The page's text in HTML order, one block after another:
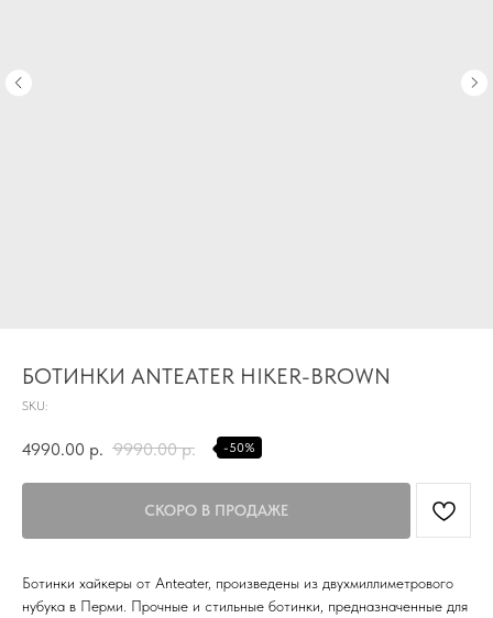
БОТИНКИ ANTEATER HIKER-BROWN
SKU:
4990.00 р. 9990.00 р. -50%
Ботинки хайкеры от Anteater, произведены из двухмиллиметрового
нубука в Перми. Прочные и стильные ботинки, предназначенные для